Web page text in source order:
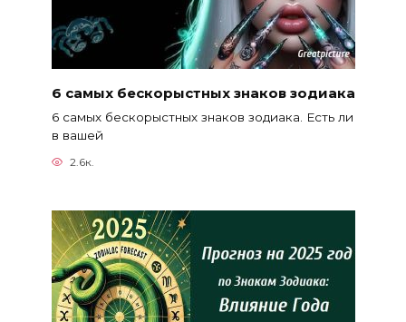
6 самых бескорыстных знаков зодиака
6 самых бескорыстных знаков зодиака. Есть ли
в вашей
2.6к.